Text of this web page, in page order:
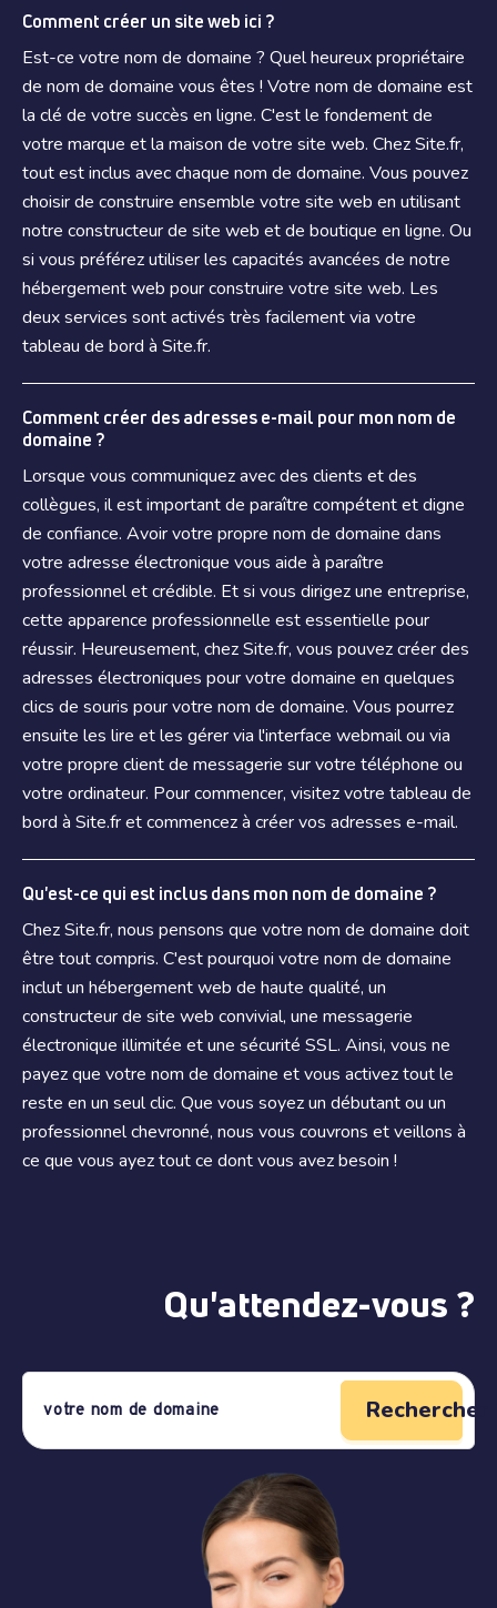
Comment créer un site web ici ?
Est-ce votre nom de domaine ? Quel heureux propriétaire
de nom de domaine vous êtes ! Votre nom de domaine est
la clé de votre succès en ligne. C'est le fondement de
votre marque et la maison de votre site web. Chez Site.fr,
tout est inclus avec chaque nom de domaine. Vous pouvez
choisir de construire ensemble votre site web en utilisant
notre constructeur de site web et de boutique en ligne. Ou
si vous préférez utiliser les capacités avancées de notre
hébergement web pour construire votre site web. Les
deux services sont activés très facilement via votre
tableau de bord à Site.fr.
Comment créer des adresses e-mail pour mon nom de
domaine ?
Lorsque vous communiquez avec des clients et des
collègues, il est important de paraître compétent et digne
de confiance. Avoir votre propre nom de domaine dans
votre adresse électronique vous aide à paraître
professionnel et crédible. Et si vous dirigez une entreprise,
cette apparence professionnelle est essentielle pour
réussir. Heureusement, chez Site.fr, vous pouvez créer des
adresses électroniques pour votre domaine en quelques
clics de souris pour votre nom de domaine. Vous pourrez
ensuite les lire et les gérer via l'interface webmail ou via
votre propre client de messagerie sur votre téléphone ou
votre ordinateur. Pour commencer, visitez votre tableau de
bord à Site.fr et commencez à créer vos adresses e-mail.
Qu'est-ce qui est inclus dans mon nom de domaine ?
Chez Site.fr, nous pensons que votre nom de domaine doit
être tout compris. C'est pourquoi votre nom de domaine
inclut un hébergement web de haute qualité, un
constructeur de site web convivial, une messagerie
électronique illimitée et une sécurité SSL. Ainsi, vous ne
payez que votre nom de domaine et vous activez tout le
reste en un seul clic. Que vous soyez un débutant ou un
professionnel chevronné, nous vous couvrons et veillons à
ce que vous ayez tout ce dont vous avez besoin !
Qu'attendez-vous ?
Rechercher